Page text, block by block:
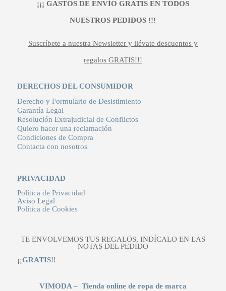
¡¡¡ GASTOS DE ENVÍO GRATIS EN TODOS
NUESTROS PEDIDOS !!!
Suscríbete a nuestra Newsletter y llévate descuentos y
regalos GRATIS!!!
DERECHOS DEL CONSUMIDOR
Derecho y Formulario de Desistimiento
Garantía Legal
Resolución Extrajudicial de Conflictos
Quiero hacer una reclamación
Condiciones de Compra
Contacta con nosotros
PRIVACIDAD
Política de Privacidad
Aviso Legal
Política de Cookies
TE ENVOLVEMOS TUS REGALOS, INDÍCALO EN LAS
NOTAS DEL PEDIDO
¡¡GRATIS!!
VIMODA – Tienda online de ropa de marca